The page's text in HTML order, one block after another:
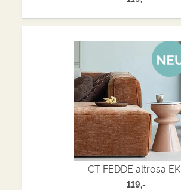
CT FEDDE altrosa EK
119,-